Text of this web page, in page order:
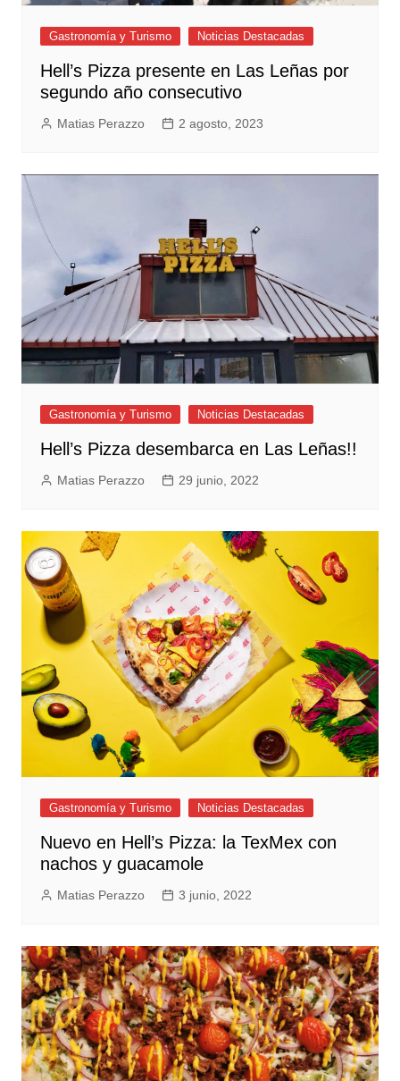
Gastronomía y Turismo Noticias Destacadas
Hell’s Pizza presente en Las Leñas por
segundo año consecutivo
Matias Perazzo 2 agosto, 2023
Gastronomía y Turismo Noticias Destacadas
Hell’s Pizza desembarca en Las Leñas!!
Matias Perazzo 29 junio, 2022
Gastronomía y Turismo Noticias Destacadas
Nuevo en Hell’s Pizza: la TexMex con
nachos y guacamole
Matias Perazzo 3 junio, 2022